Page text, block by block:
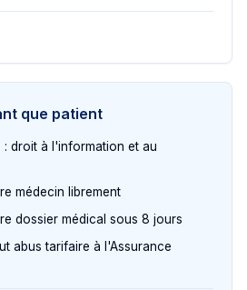
que patient
: droit à l'information et au
médecin librement
dossier médical sous 8 jours
abus tarifaire à l'Assurance